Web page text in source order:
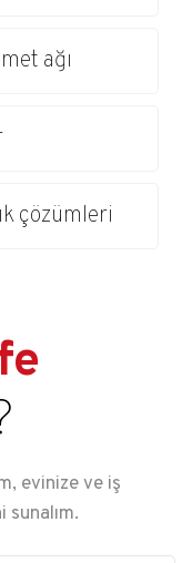
ağı
çözümleri
evinize ve iş